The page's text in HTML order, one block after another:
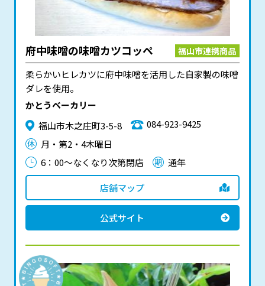
府中味噌の味噌カツコッペ 福山市連携商品
柔らかいヒレカツに府中味噌を活用した自家製の味噌
ダレを使用。
かとうベーカリー
福山市木之庄町3-5-8
084-923-9425
月・第2・4木曜日
6：00～なくなり次第閉店
通年
店舗マップ
公式サイト